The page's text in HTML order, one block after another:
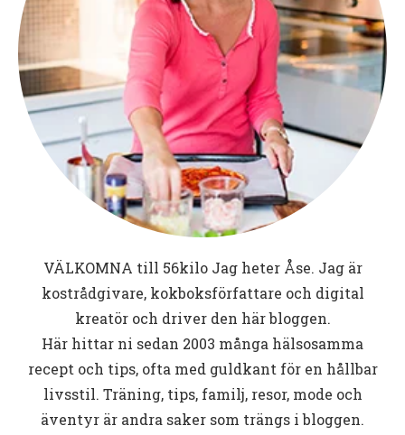
VÄLKOMNA till 56kiloJag heter Åse. Jag är
kostrådgivare, kokboksförfattare och digital
kreatör och driver den här bloggen.
Här hittar ni sedan 2003 många hälsosamma
recept och tips, ofta med guldkant för en hållbar
livsstil. Träning, tips, familj, resor, mode och
äventyr är andra saker som trängs i bloggen.